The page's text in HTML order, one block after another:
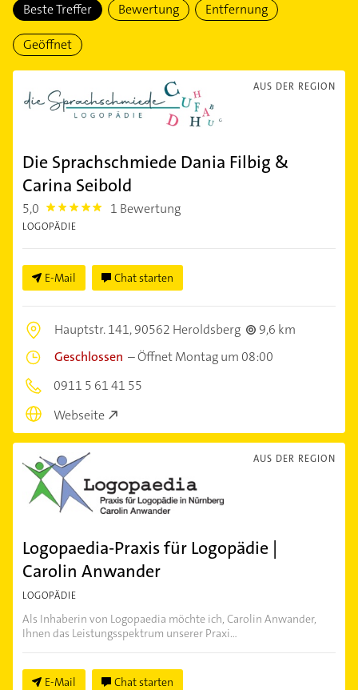
Beste Treffer Bewertung Entfernung
Geöffnet
AUS DER REGION
Die Sprachschmiede Dania Filbig &
Carina Seibold
5,0 5.0 1 Bewertung
LOGOPÄDIE
E-Mail Chat starten
Hauptstr. 141,90562 Heroldsberg
9,6 km
Geschlossen –Öffnet Montag um 08:00
0911 5 61 41 55
Webseite
AUS DER REGION
Logopaedia-Praxis für Logopädie |
Carolin Anwander
LOGOPÄDIE
Als Inhaberin von Logopaedia möchte ich, Carolin Anwander,
Ihnen das Leistungsspektrum unserer Praxi...
E-Mail Chat starten